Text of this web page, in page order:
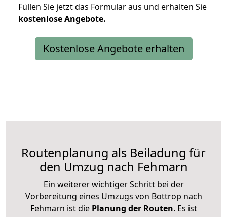
Füllen Sie jetzt das Formular aus und erhalten Sie
kostenloseAngebote.
Kostenlose Angebote erhalten
Routenplanung als Beiladung für
den Umzug nach Fehmarn
Ein weiterer wichtiger Schritt bei der
Vorbereitung eines Umzugs von Bottrop nach
Fehmarn ist diePlanung der Routen. Es ist